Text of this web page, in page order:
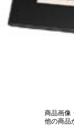
商品画像
他の商品